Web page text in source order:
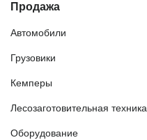
Продажа
Автомобили
Грузовики
Кемперы
Лесозаготовительная техника
Оборудование